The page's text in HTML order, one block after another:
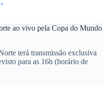
ao vivo pela Copa do Mundo
terá transmissão exclusiva
para as 16h (horário de